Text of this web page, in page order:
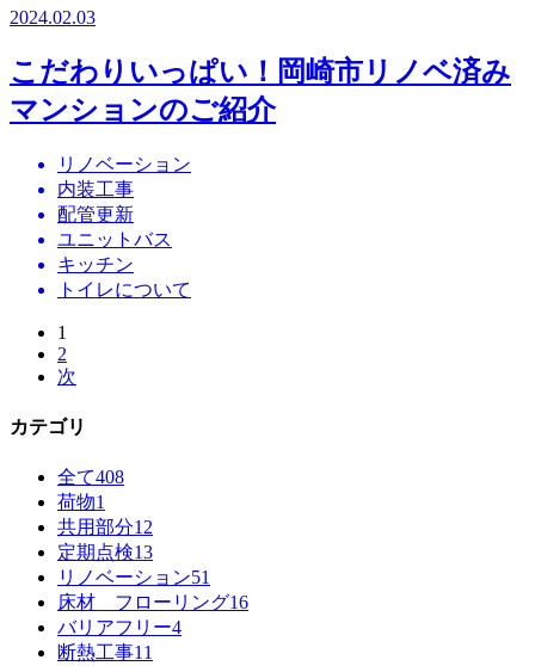
2024.02.03
こだわりいっぱい！岡崎市リノベ済み
マンションのご紹介
リノベーション
内装工事
配管更新
ユニットバス
キッチン
トイレについて
1
2
次
カテゴリ
全て408
荷物1
共用部分12
定期点検13
リノベーション51
床材 フローリング16
バリアフリー4
断熱工事11